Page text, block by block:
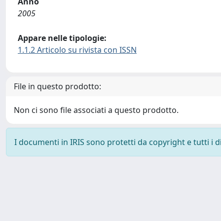
2005
Appare nelle tipologie:
1.1.2 Articolo su rivista con ISSN
File in questo prodotto:
Non ci sono file associati a questo prodotto.
I documenti in IRIS sono protetti da copyright e tutti i